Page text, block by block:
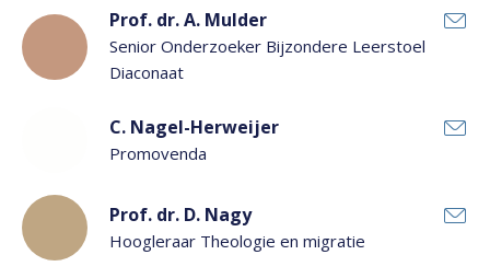
Prof. dr. A. Mulder
Senior Onderzoeker Bijzondere Leerstoel
Diaconaat
C. Nagel-Herweijer
Promovenda
Prof. dr. D. Nagy
Hoogleraar Theologie en migratie